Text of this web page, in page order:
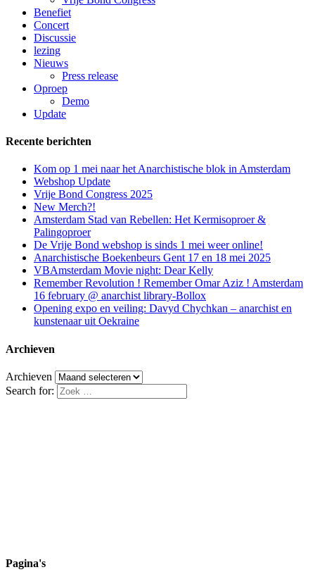
Benefiet
Concert
Discussie
lezing
Nieuws
Press release
Oproep
Demo
Update
Recente berichten
Kom op 1 mei naar het Anarchistische blok in Amsterdam
Webshop Update
Vrije Bond Congress 2025
New Merch?!
Amsterdam Stad van Rebellen: Het Kermisoproer &
Palingoproer
De Vrije Bond webshop is sinds 1 mei weer online!
Anarchistische Boekenbeurs Gent 17 en 18 mei 2025
VBAmsterdam Movie night: Dear Kelly
Remember Revolution ! Remember Omar Aziz ! Amsterdam
16 february @ anarchist library-Bollox
Opening expo en veiling: Davyd Chychkan – anarchist en
kunstenaar uit Oekraine
Archieven
Archieven
Search for:
Pagina's